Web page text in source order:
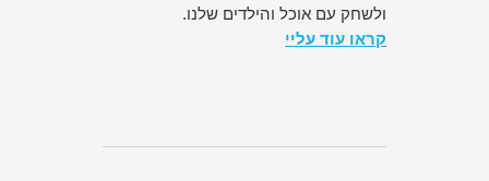
ולשחק עם אוכל והילדים שלנו.
קראו עוד עליי